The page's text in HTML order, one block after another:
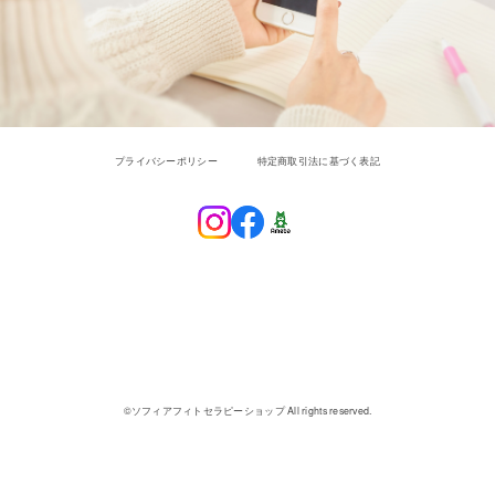
プライバシーポリシー 特定商取引法に基づく表記
©︎ソフィアフィトセラピーショップ All rights reserved.